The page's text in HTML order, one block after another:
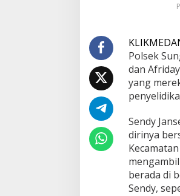
P
e
n
g
a
n
i
y
a
a
n
d
i
M
Polsek
dan
yang
Sendy
dirinya
berada di
Sendy,